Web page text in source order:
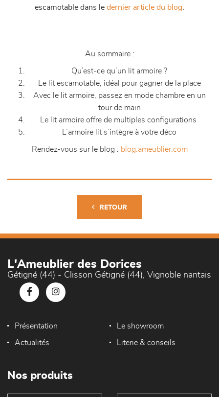
escamotable dans le dernier article du blog
Au sommaire :
Qu’est-ce qu’un lit armoire ?
Le lit escamotable, idéal pour gagner de la place
Avec le lit armoire, passez en mode chambre en un
tour de main
Le lit armoire offre de multiples configurations
L’armoire lit s’intègre à votre déco
Rendez-vous sur le blog : blog.ameublier.com
RETOUR
L'Ameublier des Dorices
Gétigné (44) - Clisson Gétigné (44), Vignoble nantais
Présentation Le showroom
Actualités Literie & conseils
Nos produits